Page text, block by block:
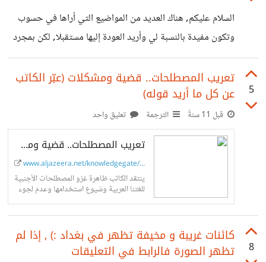
السلام عليكم, هناك العديد من المواضيع التي أراها في حسوب
وتكون مفيدة بالنسبة لي وأريد العودة إليها مستقبلا, لكن بمجرد
إضافتها إلى المفضلة يصبح التصفح جحيما, عشرات التنبيهات هنا
وهناك لأن فلانا رد على الموضوع الذي في مفضلتي خصوصا إذا
أضفت أكثر من موضوع نشط في نفس الوقت. لذا أرجو من
المعنيين بهذا الأمر إضافة خاصية عدم التنبيه بجانب خاصية
إخفاء مفضلتي للمستخدمين. :) [@Omar] هل تقدر على
تحقيق أمنيتي؟ :)
5
تعريب المصطلحات.. قضية ومشكلات (عبّر الكاتب
عن كل ما أريد قوله)
قبل 11 سنةً الترجمة تعليق واحد
تعريب المصطلحات.. قضية ومشكلات
www.aljazeera.net/knowledgegate/op...
ينتقد الكاتب ظاهرة غزو المصطلحات الأجنبية
للغتنا العربية وشيوع استخدامها وعدم لجوء
الناطقين بالضاد إلى الوسائل التي تتيحها
عليها لمواجهة الظواهر اللغوية غير...
8
كائنات غريبة و مخيفة تظهر في بغداد :) , إذا لم
تظهر الصورة فالرابط في التعليقات